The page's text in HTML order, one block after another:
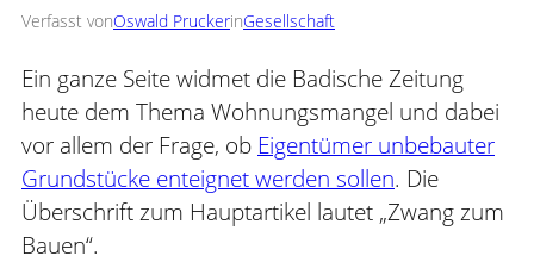
Verfasst vonOswald PruckerinGesellschaft
Ein ganze Seite widmet die Badische Zeitung
heute dem Thema Wohnungsmangel und dabei
vor allem der Frage, ob Eigentümer unbebauter
Grundstücke enteignet werden sollen. Die
Überschrift zum Hauptartikel lautet „Zwang zum
Bauen“.